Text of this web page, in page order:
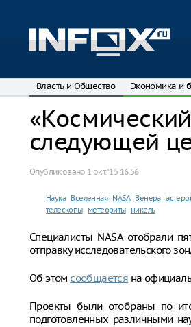
Власть и Общество Экономика и
следующей
Опубликовано 1 окт. ‘15 16:56
Наука Вселенная NASA Венера
телескопы метеориты никель
Специалисты NASA отобрали
отправку исследовательского
Об этом сообщается на
Проекты были отобраны по
подготовленных различными